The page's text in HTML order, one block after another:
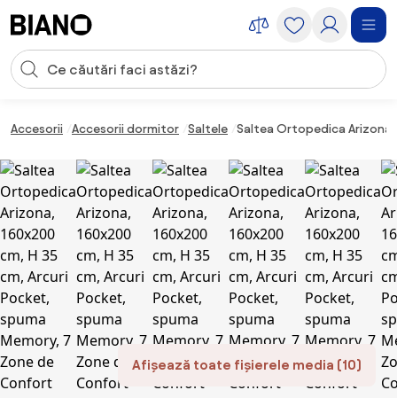
Introducerea căutării
Accesorii Accesorii dormitor Saltele Saltea Ortopedica Arizona,
Afișează toate fișierele media (10)